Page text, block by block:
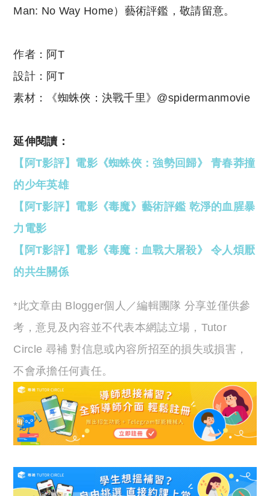
Man: No Way Home）藝術評鑑，敬請留意。
作者：阿T
設計：阿T
素材：《蜘蛛俠：決戰千里》@spidermanmovie
延伸閱讀：
【阿T影評】電影《蜘蛛俠：強勢回歸》 青春莽撞
的少年英雄
【阿T影評】電影《毒魔》藝術評鑑 乾淨的血腥暴
力電影
【阿T影評】電影《毒魔：血戰大屠殺》 令人煩厭
的共生關係
*此文章由 Blogger個人／編輯團隊 分享並僅供參
考，意見及內容並不代表本網誌立場，Tutor
Circle 尋補 對信息或內容所招至的損失或損害，
不會承擔任何責任。